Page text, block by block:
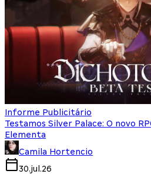
Informe Publicitário
Testamos Silver Palace: O novo
Elementa
Camila Hortencio
30.jul.26